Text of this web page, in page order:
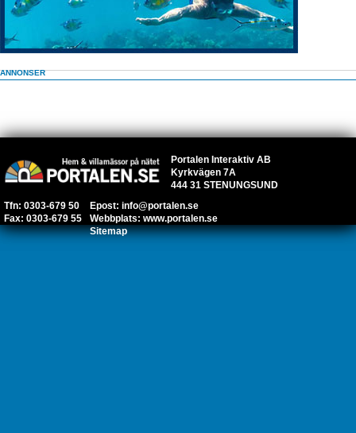
ANNONSER
Portalen Interaktiv AB
Kyrkvägen 7A
444 31 STENUNGSUND
Tfn: 0303-679 50
Fax: 0303-679 55
Epost: info@portalen.se
Webbplats: www.portalen.se
Sitemap